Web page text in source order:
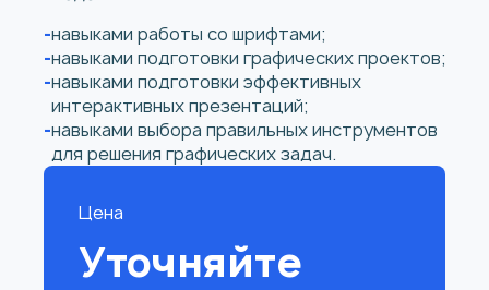
навыками работы со шрифтами;
навыками подготовки графических проектов;
навыками подготовки эффективных
интерактивных презентаций;
навыками выбора правильных инструментов
для решения графических задач.
Цена
Уточняйте